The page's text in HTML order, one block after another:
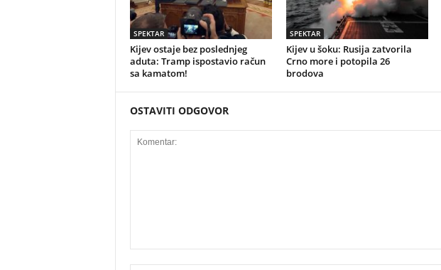
SPEKTAR
Kijev ostaje bez poslednjeg
aduta: Tramp ispostavio račun
sa kamatom!
SPEKTAR
Kijev u šoku: Rusija zatvorila
Crno more i potopila 26
brodova
OSTAVITI ODGOVOR